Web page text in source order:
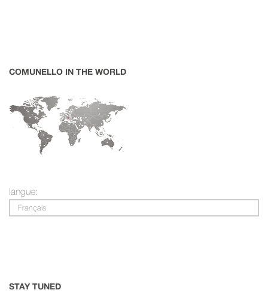
COMUNELLO IN THE WORLD
langue:
Français
STAY TUNED